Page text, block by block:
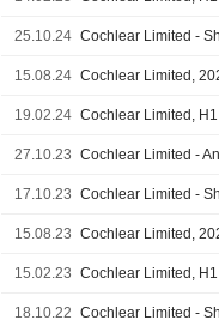
25.10.24 Cochlear Limited -
15.08.24 Cochlear Limited,
19.02.24 Cochlear Limited,
27.10.23 Cochlear Limited -
17.10.23 Cochlear Limited -
15.08.23 Cochlear Limited,
15.02.23 Cochlear Limited,
18.10.22 Cochlear Limited -